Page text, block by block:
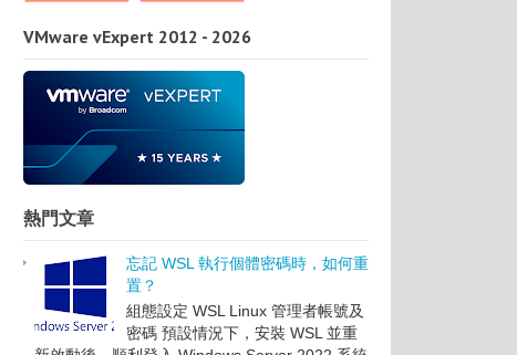
VMware vExpert 2012 - 2026
熱門文章
忘記 WSL 執行個體密碼時，如何重
置？
組態設定 WSL Linux 管理者帳號及
密碼 預設情況下，安裝 WSL 並重